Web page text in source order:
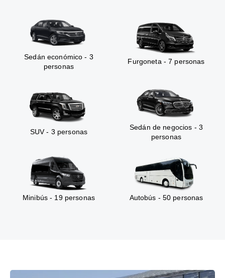
Sedán económico - 3
personas
Furgoneta - 7 personas
SUV - 3 personas
Sedán de negocios - 3
personas
Minibús - 19 personas Autobús - 50 personas